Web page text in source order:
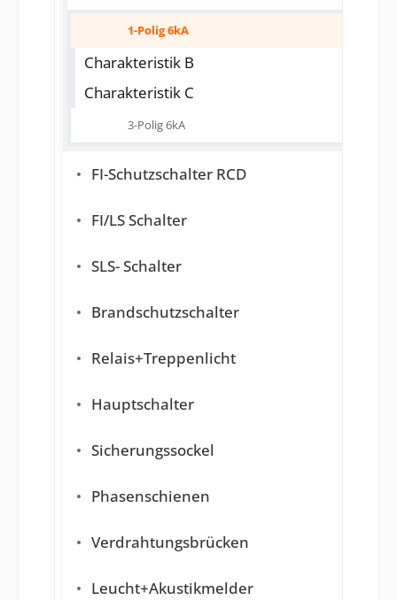
1-Polig 6kA
Charakteristik B
Charakteristik C
3-Polig 6kA
FI-Schutzschalter RCD
FI/LS Schalter
SLS- Schalter
Brandschutzschalter
Relais+Treppenlicht
Hauptschalter
Sicherungssockel
Phasenschienen
Verdrahtungsbrücken
Leucht+Akustikmelder